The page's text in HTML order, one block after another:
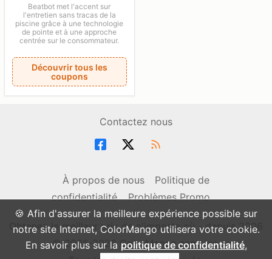
🍪 Afin d'assurer la meilleure expérience possible sur
notre site Internet, ColorMango utilisera votre cookie.
En savoir plus sur la politique de confidentialité,
Beatbot met l'accent sur
l'entretien sans tracas de la
piscine grâce à une technologie
de pointe et à une approche
centrée sur le consommateur.
Découvrir tous les
coupons
Contactez nous
À propos de nous
Politique de
confidentialité
Problèmes Promo
Obtenez le meilleur prix de n'importe où - depuis 2006
© 2006-2026 ColorMango.com, Inc.